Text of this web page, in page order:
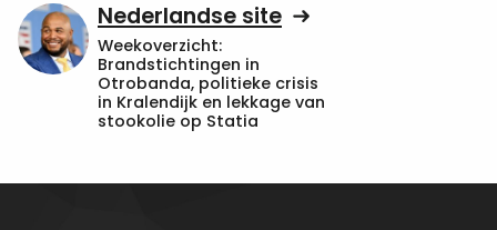
Nederlandse site
Weekoverzicht:
Brandstichtingen in
Otrobanda, politieke crisis
in Kralendijk en lekkage van
stookolie op Statia